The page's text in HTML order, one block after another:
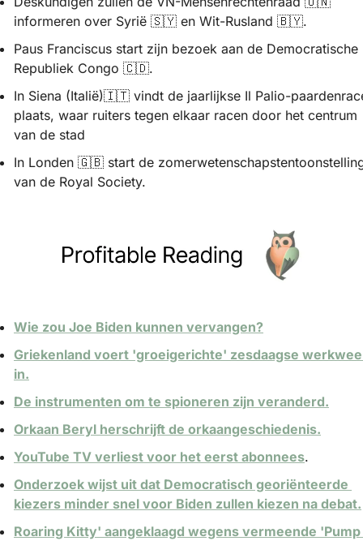
informeren over Syrië 🇸🇾 en Wit-Rusland 🇧🇾.
Paus Franciscus start zijn bezoek aan de Democratische
Republiek Congo 🇨🇩.
In Siena (Italië)🇮🇹 vindt de jaarlijkse Il Palio-
plaats, waar ruiters tegen elkaar racen door het centrum
van de stad
In Londen 🇬🇧 start de
van de Royal Society.
Wie zou Joe Biden kunnen vervangen?
Griekenland voert 'groeigerichte' zesdaagse
in.
De instrumenten om te spioneren zijn veranderd.
Orkaan Beryl herschrijft de orkaangeschiedenis.
YouTube TV verliest voor het eerst abonnees.
Onderzoek wijst uit dat Democratisch georiënteerde
kiezers minder snel voor Biden zullen kiezen na debat.
Roaring Kitty' aangeklaagd wegens vermeende 'Pump